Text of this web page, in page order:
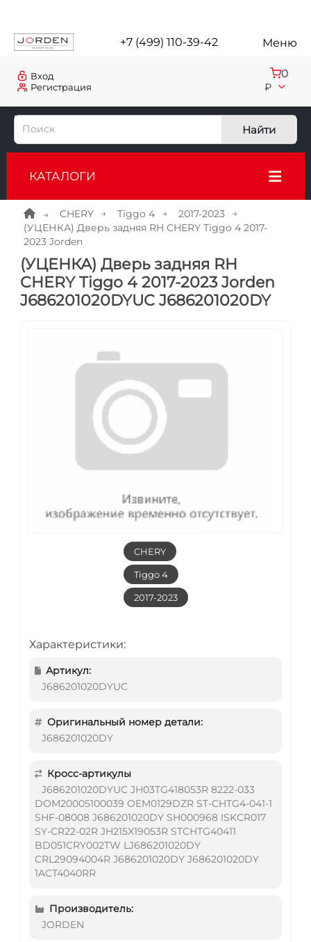
+7 (499) 110-39-42 Меню
Регистрация
Вход 0
₽
Найти
КАТАЛОГИ
CHERY Tiggo 4
2017-2023
(УЦЕНКА) Дверь задняя RH CHERY Tiggo 4 2017-
2023 Jorden
(УЦЕНКА) Дверь задняя RH
CHERY Tiggo 4 2017-2023 Jorden
J686201020DYUC J686201020DY
CHERY
Tiggo 4
2017-2023
Характеристики:
Артикул:
J686201020DYUC
Оригинальный номер детали:
J686201020DY
Кросс-артикулы
J686201020DYUC JH03TG418053R 8222-033
DOM20005100039 OEM0129DZR ST-CHTG4-041-1
SHF-08008 J686201020DY SH000968 ISKCR017
SY-CR22-02R JH215X19053R STCHTG40411
BD051CRY002TW LJ686201020DY
CRL29094004R J686201020DY J686201020DY
1ACT4040RR
Производитель:
JORDEN